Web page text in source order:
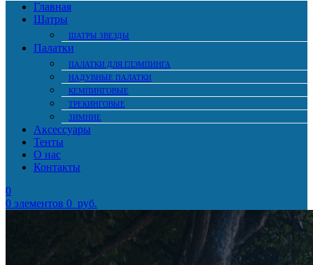
Главная
Шатры
ШАТРЫ ЗВЕЗДЫ
Палатки
ПАЛАТКИ ДЛЯ ГЛЭМПИНГА
НАДУВНЫЕ ПАЛАТКИ
КЕМПИНГОВЫЕ
ТРЕКИНГОВЫЕ
ЗИМНИЕ
Аксессуары
Тенты
О нас
Контакты
0
0 элементов 0 руб.